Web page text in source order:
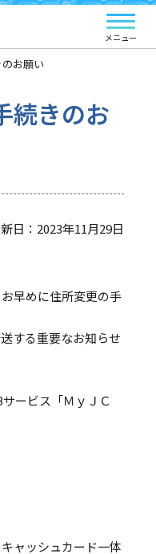
のお願い
続きのお
日：2023年11月29日
早めに住所変更の手
する重要なお知らせ
ービス「ＭｙＪＣ
ャッシュカード一体